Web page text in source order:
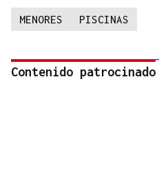
MENORES PISCINAS
Contenido patrocinado